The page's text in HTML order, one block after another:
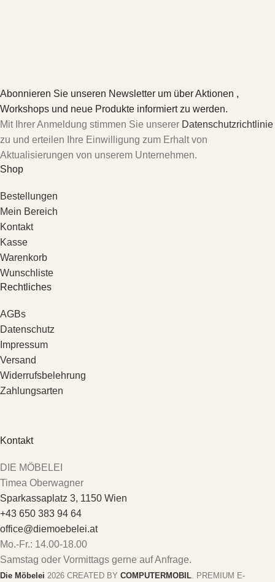
Abonnieren Sie unseren Newsletter um über Aktionen ,
Workshops und neue Produkte informiert zu werden.
Mit Ihrer Anmeldung stimmen Sie unserer Datenschutzrichtlinie
zu und erteilen Ihre Einwilligung zum Erhalt von
Aktualisierungen von unserem Unternehmen.
Shop
Bestellungen
Mein Bereich
Kontakt
Kasse
Warenkorb
Wunschliste
Rechtliches
AGBs
Datenschutz
Impressum
Versand
Widerrufsbelehrung
Zahlungsarten
Kontakt
DIE MÖBELEI
Timea Oberwagner
Sparkassaplatz 3, 1150 Wien
+43 650 383 94 64
office@diemoebelei.at
Mo.-Fr.: 14.00-18.00
Samstag oder Vormittags gerne auf Anfrage.
Die Möbelei 2026 CREATED BY COMPUTERMOBIL. PREMIUM E-